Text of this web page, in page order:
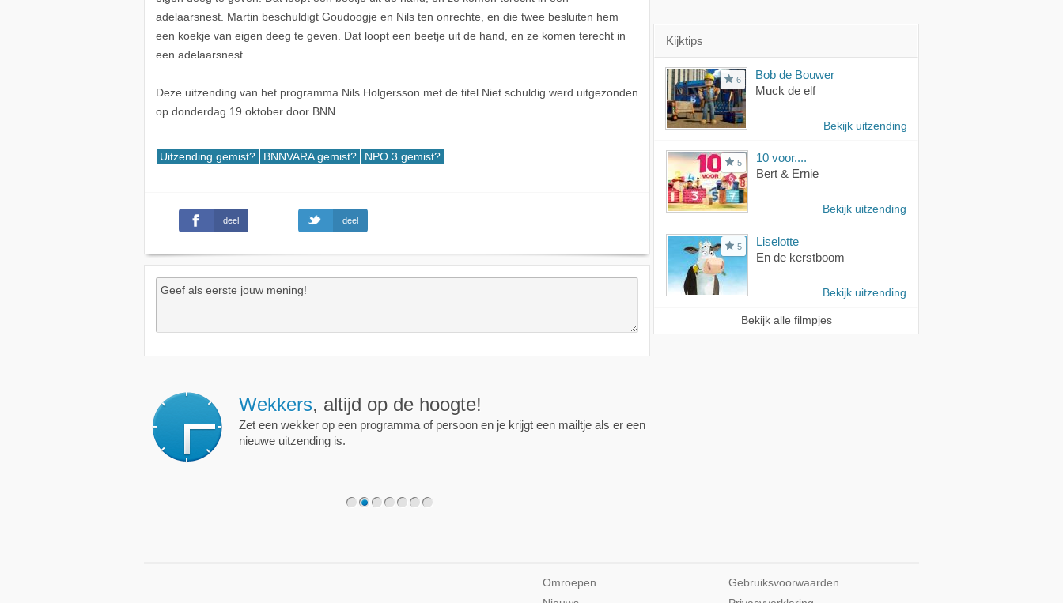
adelaarsnest. Martin beschuldigt Goudoogje en Nils ten onrechte, en die twee besluiten hem
een koekje van eigen deeg te geven. Dat loopt een beetje uit de hand, en ze komen terecht in
een adelaarsnest.
Deze uitzending van het programma Nils Holgersson met de titel Niet schuldig werd uitgezonden
op donderdag 19 oktober door BNN.
Uitzending gemist? BNNVARA gemist? NPO 3 gemist?
deel deel
Kijktips
6
Bob de Bouwer
Muck de elf
Bekijk uitzending
5
10 voor....
Bert & Ernie
Bekijk uitzending
5
Liselotte
En de kerstboom
Bekijk uitzending
Bekijk alle filmpjes
Wekkers, altijd op de hoogte!
Zet een wekker op een programma of persoon en je krijgt een mailtje als er een
nieuwe uitzending is.
Omroepen
Gebruiksvoorwaarden